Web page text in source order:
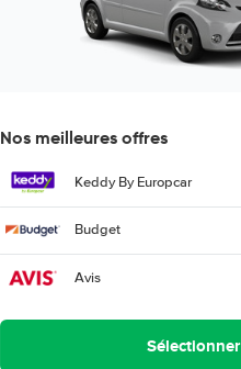
Nos meilleures offres
Keddy By Europcar
Budget
Avis
Sélectionner